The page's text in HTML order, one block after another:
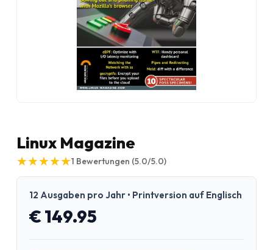
Linux Magazine
★
★★
★★
★★
★★
★1 Bewertungen (5.0/5.0)
12 Ausgaben pro Jahr • Printversion auf Englisch
€ 149.95